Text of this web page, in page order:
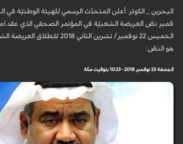
البحرين _ الكوثر: أعلن المتحدّث الرسمي للهيئة الوطنيّة في
قمبر نصّ العريضة الشعبيّة في المؤتمر الصحفي الذي عقد
الخميس 22 نوفمبر/ تشرين الثاني 2018
هو النصّ:
الجمعة 23 نوفمبر 2018 - 10:23 بتوقيت مكة